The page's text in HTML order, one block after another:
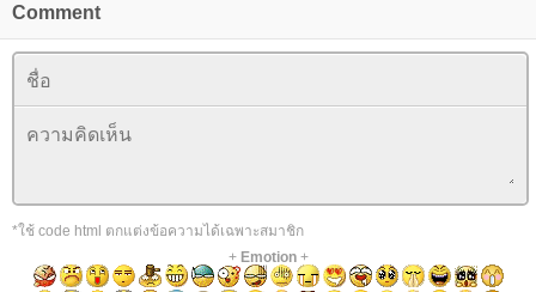
Comment
*ใช้ code html ตกแต่งข้อความได้เฉพาะสมาชิก
+ Emotion+